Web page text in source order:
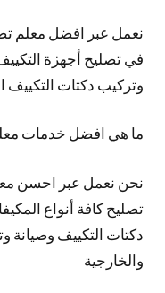
نعمل عبر افضل معلم
في تصليح أجهزة
وتركيب دكتات التكييف
ما هي افضل خدمات
نحن نعمل عبر احسن
تصليح كافة أنواع
دكتات التكييف وصيانة
والخارجية